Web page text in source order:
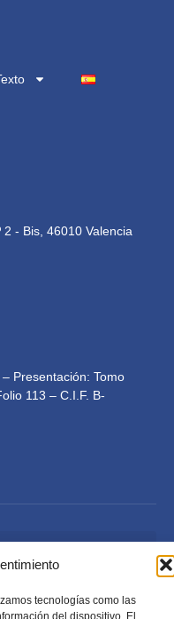
tecnologías como las
del dispositivo. El
- Bis, 46010 Valencia
Presentación: Tomo
113 – C.I.F. B-
en cumplimiento de
Todos los derechos